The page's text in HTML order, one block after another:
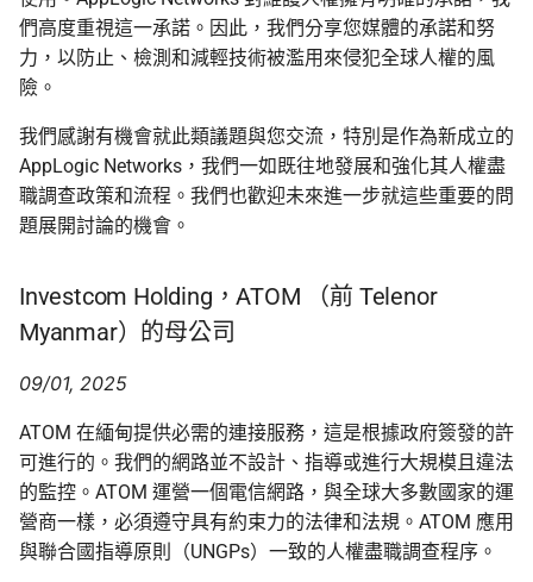
們高度重視這一承諾。因此，我們分享您媒體的承諾和努
力，以防止、檢測和減輕技術被濫用來侵犯全球人權的風
險。
我們感謝有機會就此類議題與您交流，特別是作為新成立的
AppLogic Networks，我們一如既往地發展和強化其人權盡
職調查政策和流程。我們也歡迎未來進一步就這些重要的問
題展開討論的機會。
Investcom Holding，ATOM （前 Telenor
Myanmar）的母公司
09/01, 2025
ATOM 在緬甸提供必需的連接服務，這是根據政府簽發的許
可進行的。我們的網路並不設計、指導或進行大規模且違法
的監控。ATOM 運營一個電信網路，與全球大多數國家的運
營商一樣，必須遵守具有約束力的法律和法規。ATOM 應用
與聯合國指導原則（UNGPs）一致的人權盡職調查程序。